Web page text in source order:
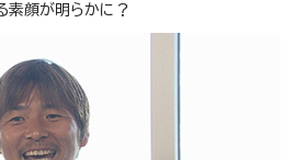
素顔が明らかに？